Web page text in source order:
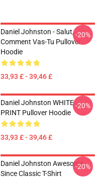
Daniel Johnston - Salut,
Comment Vas-Tu Pullover
Hoodie
33,93 £ - 39,46 £
-20%
Daniel Johnston WHITE
PRINT Pullover Hoodie
33,93 £ - 39,46 £
-20%
Daniel Johnston Awesome
Since Classic T-Shirt
-20%